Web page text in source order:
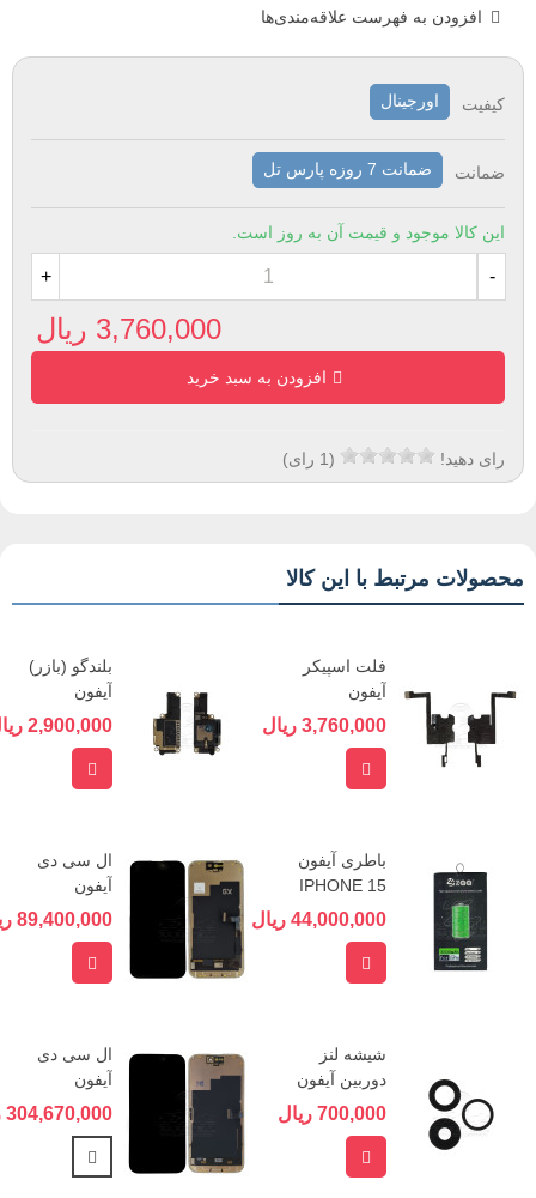
افزودن به فهرست علاقه‌مندی‌ها
کیفیت اورجینال
ضمانت ضمانت 7 روزه پارس تل
این کالا موجود و قیمت آن به روز است.
-
+
3,760,000 ریال
افزودن به سبد خرید
رای دهید! (
1 رای)
محصولات مرتبط با این کالا
فلت اسپیکر
آیفون
IPHONE 15
3,760,000 ریال
بلندگو (بازر)
آیفون
IPHONE 15
2,900,000 ریال
باطری آیفون
IPHONE 15
Pro برند ZQQ
44,000,000 ریال
افزودن به سبد خرید
ال سی دی
آیفون
IPHONE 15
89,400,000 ریال
شیشه لنز
دوربین آیفون
IPHONE 15
700,000 ریال
افزودن به سبد خرید
ال سی دی
آیفون
IPHONE 15
304,670,000 ریال